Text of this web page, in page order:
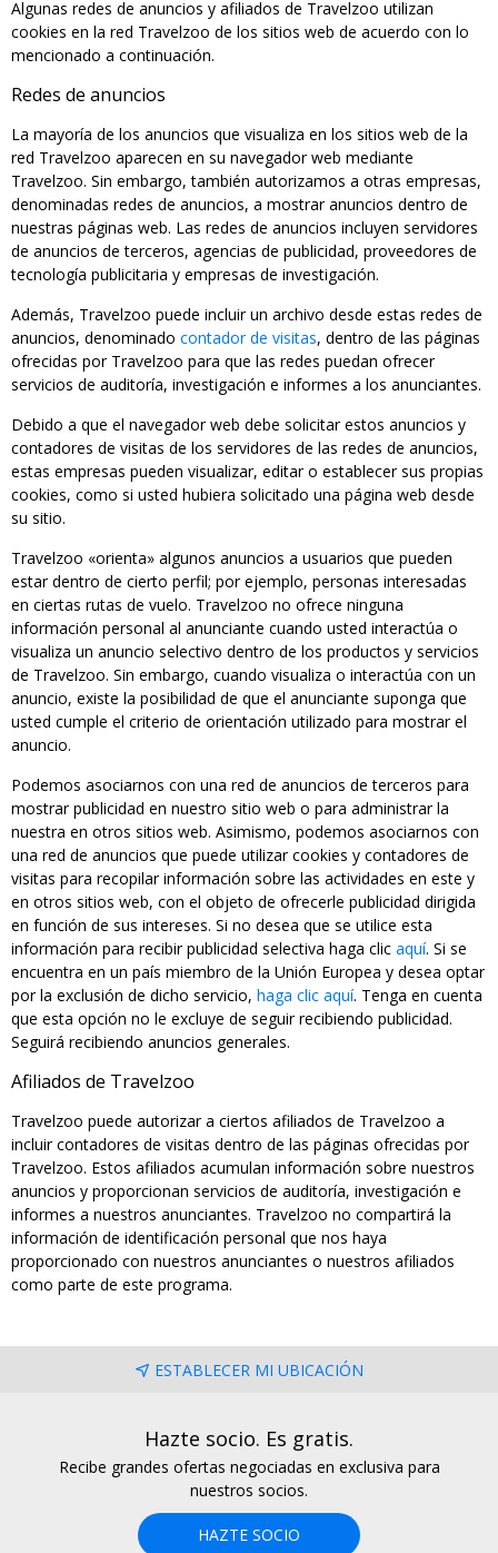
Algunas redes de anuncios y afiliados de Travelzoo utilizan
cookies en la red Travelzoo de los sitios web de acuerdo con lo
mencionado a continuación.
Redes de anuncios
La mayoría de los anuncios que visualiza en los sitios web de la
red Travelzoo aparecen en su navegador web mediante
Travelzoo. Sin embargo, también autorizamos a otras empresas,
denominadas redes de anuncios, a mostrar anuncios dentro de
nuestras páginas web. Las redes de anuncios incluyen servidores
de anuncios de terceros, agencias de publicidad, proveedores de
tecnología publicitaria y empresas de investigación.
Además, Travelzoo puede incluir un archivo desde estas redes de
anuncios, denominado contador de visitas, dentro de las páginas
ofrecidas por Travelzoo para que las redes puedan ofrecer
servicios de auditoría, investigación e informes a los anunciantes.
Debido a que el navegador web debe solicitar estos anuncios y
contadores de visitas de los servidores de las redes de anuncios,
estas empresas pueden visualizar, editar o establecer sus propias
cookies, como si usted hubiera solicitado una página web desde
su sitio.
Travelzoo «orienta» algunos anuncios a usuarios que pueden
estar dentro de cierto perfil; por ejemplo, personas interesadas
en ciertas rutas de vuelo. Travelzoo no ofrece ninguna
información personal al anunciante cuando usted interactúa o
visualiza un anuncio selectivo dentro de los productos y servicios
de Travelzoo. Sin embargo, cuando visualiza o interactúa con un
anuncio, existe la posibilidad de que el anunciante suponga que
usted cumple el criterio de orientación utilizado para mostrar el
anuncio.
Podemos asociarnos con una red de anuncios de terceros para
mostrar publicidad en nuestro sitio web o para administrar la
nuestra en otros sitios web. Asimismo, podemos asociarnos con
una red de anuncios que puede utilizar cookies y contadores de
visitas para recopilar información sobre las actividades en este y
en otros sitios web, con el objeto de ofrecerle publicidad dirigida
en función de sus intereses. Si no desea que se utilice esta
información para recibir publicidad selectiva haga clic aquí. Si se
encuentra en un país miembro de la Unión Europea y desea optar
por la exclusión de dicho servicio, haga clic aquí. Tenga en cuenta
que esta opción no le excluye de seguir recibiendo publicidad.
Seguirá recibiendo anuncios generales.
Afiliados de Travelzoo
Travelzoo puede autorizar a ciertos afiliados de Travelzoo a
incluir contadores de visitas dentro de las páginas ofrecidas por
Travelzoo. Estos afiliados acumulan información sobre nuestros
anuncios y proporcionan servicios de auditoría, investigación e
informes a nuestros anunciantes. Travelzoo no compartirá la
información de identificación personal que nos haya
proporcionado con nuestros anunciantes o nuestros afiliados
como parte de este programa.
ESTABLECER MI UBICACIÓN
Hazte socio. Es gratis.
Recibe grandes ofertas negociadas en exclusiva para
nuestros socios.
HAZTE SOCIO